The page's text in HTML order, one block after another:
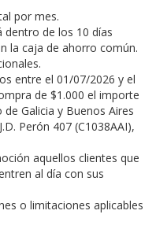
por mes.
dentro de los 10 días
la caja de ahorro común.
entre el 01/07/2026 y el
de $1.000 el importe
Galicia y Buenos Aires
Perón 407 (C1038AAI),
aquellos clientes que
al día con sus
o limitaciones aplicables